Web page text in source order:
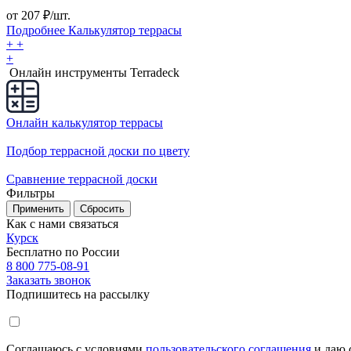
от 207 ₽/шт.
Подробнее Калькулятор террасы
+ +
+
Онлайн инструменты Terradeck
Онлайн калькулятор террасы
Подбор террасной доски по цвету
Сравнение террасной доски
Фильтры
Применить Сбросить
Как с нами связаться
Курск
Бесплатно по России
8 800 775-08-91
Заказать звонок
Подпишитесь на рассылку